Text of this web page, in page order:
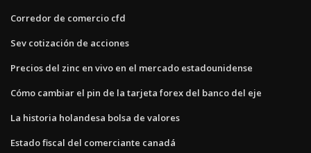
Corredor de comercio cfd
Sev cotización de acciones
Precios del zinc en vivo en el mercado estadounidense
Cómo cambiar el pin de la tarjeta forex del banco del eje
La historia holandesa bolsa de valores
Estado fiscal del comerciante canadá